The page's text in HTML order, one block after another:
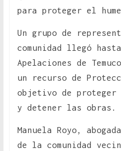
para proteger el
Un grupo de
comunidad llegó
Apelaciones de
un recurso de
objetivo de
y detener las obras.
Manuela Royo,
de la comunidad